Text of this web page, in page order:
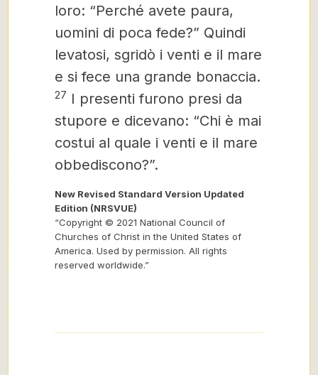
loro: “Perché avete paura,
uomini di poca fede?” Quindi
levatosi, sgridò i venti e il mare
e si fece una grande bonaccia.
27 I presenti furono presi da
stupore e dicevano: “Chi è mai
costui al quale i venti e il mare
obbediscono?”.
New Revised Standard Version Updated
Edition (NRSVUE)
“Copyright © 2021 National Council of
Churches of Christ in the United States of
America. Used by permission. All rights
reserved worldwide.”